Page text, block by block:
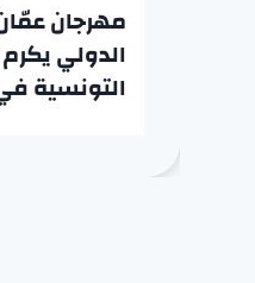
مهرجان
الدولي
التونسية